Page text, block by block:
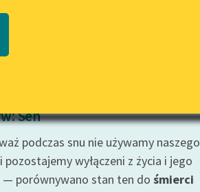
PDF
wrażliwych
Deklaracja dostępności
Sen
podczas snu nie używamy naszego
i pozostajemy wyłączeni z życia i jego
— porównywano stan ten do śmierci